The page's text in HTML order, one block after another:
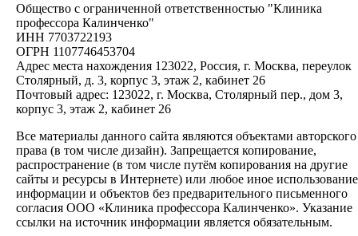
Общество с ограниченной ответственностью "Клиника
профессора Калинченко"
ИНН 7703722193
ОГРН 1107746453704
Адрес места нахождения 123022, Россия, г. Москва, переулок
Столярный, д. 3, корпус 3, этаж 2, кабинет 26
Почтовый адрес: 123022, г. Москва, Столярный пер., дом 3,
корпус 3, этаж 2, кабинет 26
Все материалы данного сайта являются объектами авторского
права (в том числе дизайн). Запрещается копирование,
распространение (в том числе путём копирования на другие
сайты и ресурсы в Интернете) или любое иное использование
информации и объектов без предварительного письменного
согласия ООО «Клиника профессора Калинченко». Указание
ссылки на источник информации является обязательным.